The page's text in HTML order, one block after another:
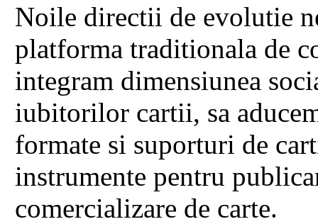
Noile directii de evolutie
platforma traditionala de
integram dimensiunea
iubitorilor cartii, sa
formate si suporturi de
instrumente pentru
comercializare de carte.